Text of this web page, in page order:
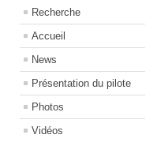
Recherche
Accueil
News
Présentation du pilote
Photos
Vidéos